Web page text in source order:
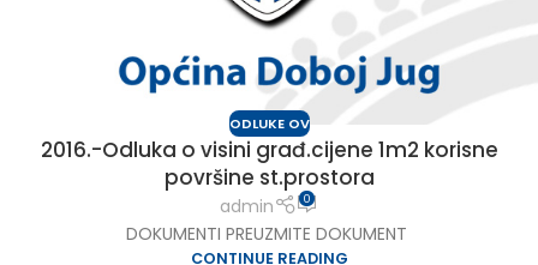
ODLUKE OV
2016.-Odluka o visini građ.cijene 1m2 korisne
površine st.prostora
admin 0
DOKUMENTI PREUZMITE DOKUMENT
CONTINUE READING